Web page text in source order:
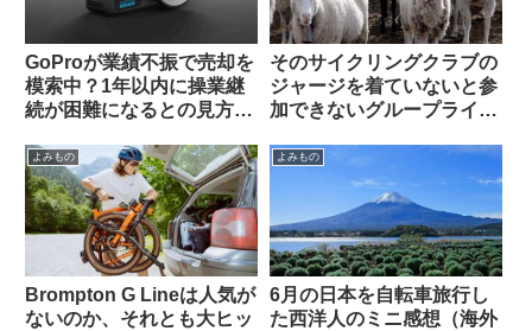
GoProが業績不振で売却を
模索中？1年以内に操業継
続が困難になるとの見方も
そのサイクリングクラブの
ジャージを着ていないと参
加できないグループライド
板から）
よみもの
Brompton G Lineは人気が
ないのか、それとも大ヒッ
よみもの
6月の日本を自転車旅行し
た西洋人のミニ感想（海外